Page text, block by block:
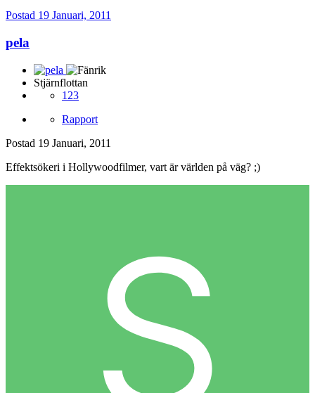
Postad 19 Januari, 2011
pela
Stjärnflottan
123
Rapport
Postad 19 Januari, 2011
Effektsökeri i Hollywoodfilmer, vart är världen på väg? ;)